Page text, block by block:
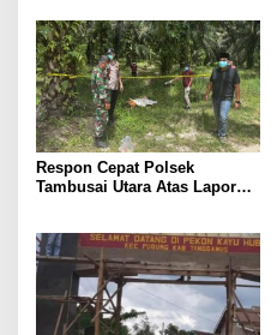
Naga Mas.
Respon Cepat Polsek
Tambusai Utara Atas Laporan